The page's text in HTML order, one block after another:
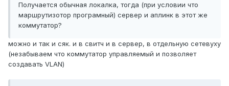
Получается обычная локалка, тогда (при условии что
маршрутизотор програмный) сервер и аплинк в этот же
коммутатор?
можно и так и сяк. и в свитч и в сервер, в отдельную сетевуху
(незабываем что коммутатор управляемый и позволяет
создавать VLAN)